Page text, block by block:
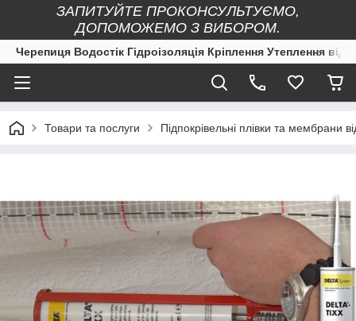
ЗАПИТУЙТЕ ПРОКОНСУЛЬТУЄМО,
ДОПОМОЖЕМО З ВИБОРОМ.
Черепиця Водостік Гідроізоляція Кріплення Утеплення
Товари та послуги Підпокрівельні плівки та мембрани